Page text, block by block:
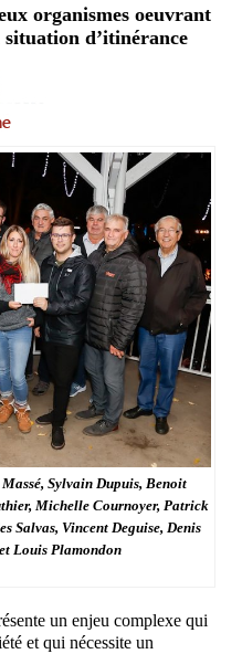
organismes oeuvrant
situation d’itinérance
Sylvain Dupuis, Benoit
Michelle Cournoyer, Patrick
Salvas, Vincent Deguise, Denis
Louis Plamondon
un enjeu complexe qui
et qui nécessite un